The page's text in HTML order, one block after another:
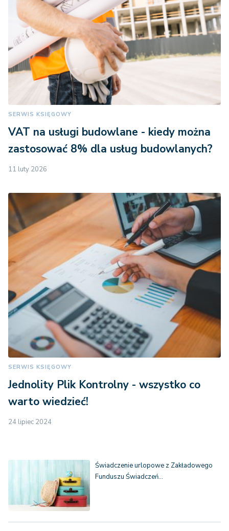
SERWIS KSIĘGOWY
VAT na usługi budowlane - kiedy można
zastosować 8% dla usług budowlanych?
11 luty 2026
SERWIS KSIĘGOWY
Jednolity Plik Kontrolny - wszystko co
warto wiedzieć!
24 lipiec 2024
Świadczenie urlopowe z Zakładowego
Funduszu Świadczeń…